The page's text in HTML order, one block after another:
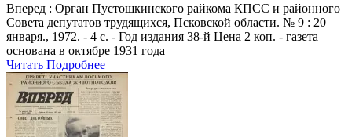
Вперед : Орган Пустошкинского райкома КПСС и районного
Совета депутатов трудящихся, Псковской области. № 9 : 20
января., 1972. - 4 с. - Год издания 38-й Цена 2 коп. - газета
основана в октябре 1931 года
Читать Подробнее